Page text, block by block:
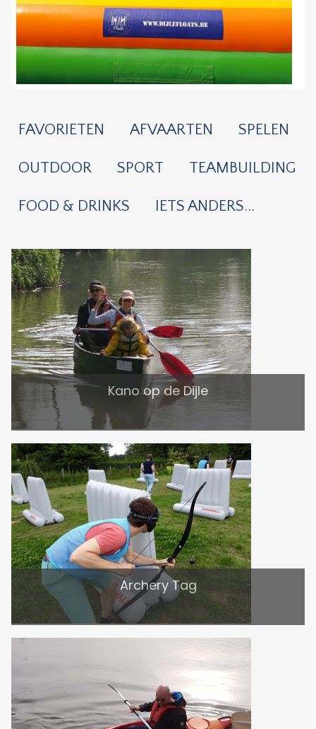
FAVORIETEN AFVAARTEN SPELEN
OUTDOOR SPORT TEAMBUILDING
FOOD & DRINKS IETS ANDERS...
Kano op de Dijle
Archery Tag